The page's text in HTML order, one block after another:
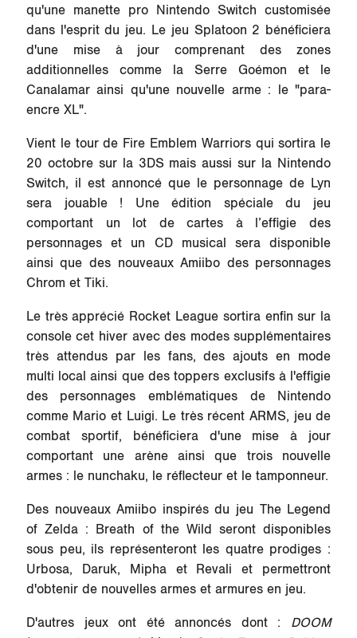
qu'une manette pro Nintendo Switch customisée
dans l'esprit du jeu. Le jeu Splatoon 2 bénéficiera
d'une mise à jour comprenant des zones
additionnelles comme la Serre Goémon et le
Canalamar ainsi qu'une nouvelle arme : le "para-
encre XL".
Vient le tour de Fire Emblem Warriorsqui sortira le
20 octobre sur la 3DS mais aussi sur la Nintendo
Switch, il est annoncé que le personnage de Lyn
sera jouable ! Une édition spéciale du jeu
comportant un lot de cartes à l’effigie des
personnages et un CD musical sera disponible
ainsi que des nouveaux Amiibo des personnages
Chrom et Tiki.
Le très apprécié Rocket League sortira enfin sur la
console cet hiver avec des modes supplémentaires
très attendus par les fans, des ajouts en mode
multi local ainsi que des toppers exclusifs à l'effigie
des personnages emblématiques de Nintendo
comme Mario et Luigi. Le très récent ARMS, jeu de
combat sportif, bénéficiera d'une mise à jour
comportant une arène ainsi que trois nouvelle
armes : le nunchaku, le réflecteur et le tamponneur.
Des nouveaux Amiibo inspirés du jeu The Legend
of Zelda : Breath of the Wild seront disponibles
sous peu, ils représenteront les quatre prodiges :
Urbosa, Daruk, Mipha et Revali et permettront
d'obtenir de nouvelles armes et armures en jeu.
D'autres jeux ont été annoncés dont : DOOM